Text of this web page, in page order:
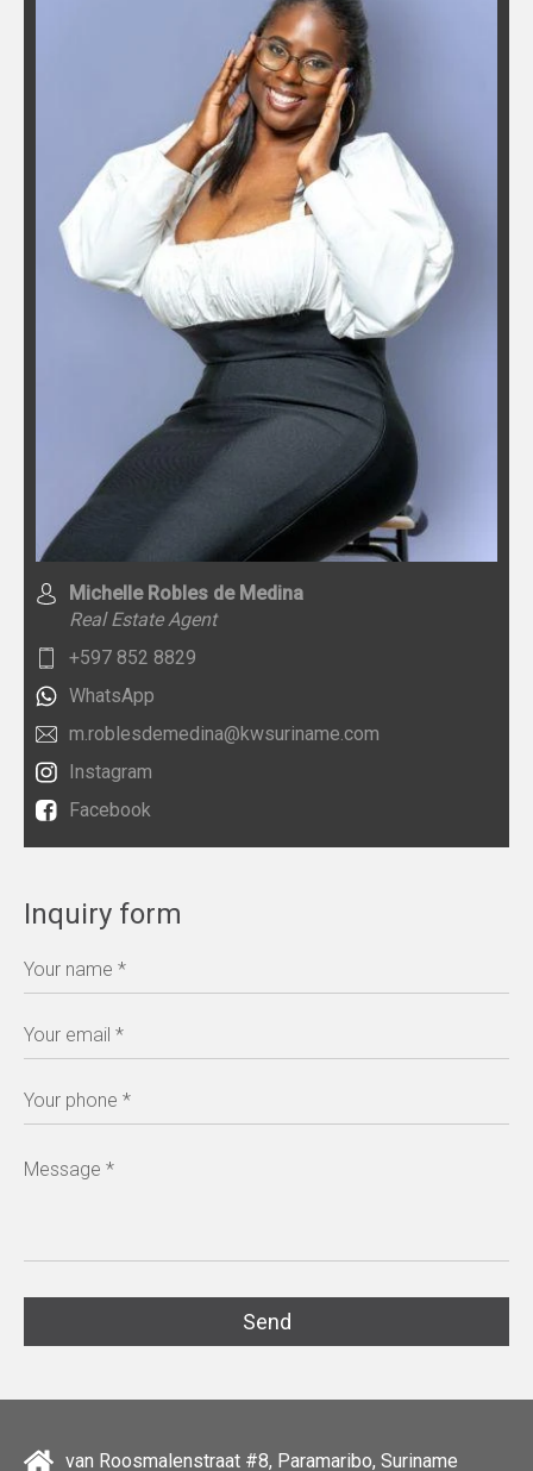
Michelle Robles de Medina
Real Estate Agent
+597 852 8829
WhatsApp
m.roblesdemedina@kwsuriname.com
Instagram
Facebook
Inquiry form
van Roosmalenstraat #8, Paramaribo, Suriname